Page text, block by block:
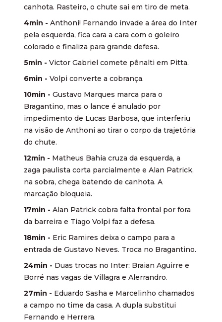
canhota. Rasteiro, o chute sai em tiro de meta.
4min - Anthoni! Fernando invade a área do Inter
pela esquerda, fica cara a cara com o goleiro
colorado e finaliza para grande defesa.
5min - Victor Gabriel comete pênalti em Pitta.
6min - Volpi converte a cobrança.
10min - Gustavo Marques marca para o
Bragantino, mas o lance é anulado por
impedimento de Lucas Barbosa, que interferiu
na visão de Anthoni ao tirar o corpo da trajetória
do chute.
12min - Matheus Bahia cruza da esquerda, a
zaga paulista corta parcialmente e Alan Patrick,
na sobra, chega batendo de canhota. A
marcação bloqueia.
17min - Alan Patrick cobra falta frontal por fora
da barreira e Tiago Volpi faz a defesa.
18min - Eric Ramires deixa o campo para a
entrada de Gustavo Neves. Troca no Bragantino.
24min - Duas trocas no Inter: Braian Aguirre e
Borré nas vagas de Villagra e Alerrandro.
27min - Eduardo Sasha e Marcelinho chamados
a campo no time da casa. A dupla substitui
Fernando e Herrera.